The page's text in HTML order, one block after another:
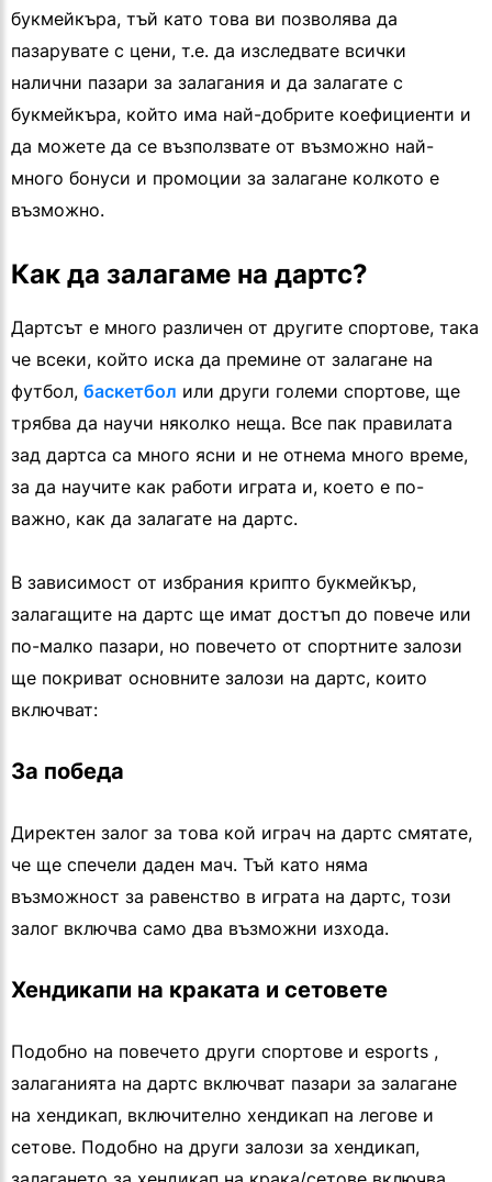
букмейкъра, тъй като това ви позволява да
пазарувате с цени, т.е. да изследвате всички
налични пазари за залагания и да залагате с
букмейкъра, който има най-добрите коефициенти и
да можете да се възползвате от възможно най-
много бонуси и промоции за залагане колкото е
възможно.
Как да залагаме на дартс?
Дартсът е много различен от другите спортове, така
че всеки, който иска да премине от залагане на
футбол, баскетбол или други големи спортове, ще
трябва да научи няколко неща. Все пак правилата
зад дартса са много ясни и не отнема много време,
за да научите как работи играта и, което е по-
важно, как да залагате на дартс.
В зависимост от избрания крипто букмейкър,
залагащите на дартс ще имат достъп до повече или
по-малко пазари, но повечето от спортните залози
ще покриват основните залози на дартс, които
включват:
За победа
Директен залог за това кой играч на дартс смятате,
че ще спечели даден мач. Тъй като няма
възможност за равенство в играта на дартс, този
залог включва само два възможни изхода.
Хендикапи на краката и сетовете
Подобно на повечето други спортове и esports ,
залаганията на дартс включват пазари за залагане
на хендикап, включително хендикап на легове и
сетове. Подобно на други залози за хендикап,